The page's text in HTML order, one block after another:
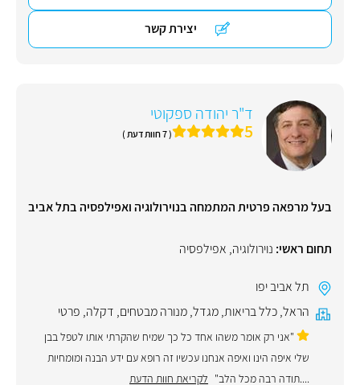
יצירת קשר
ד"ר יהודה ספקוטי
5 ( 7 חוות דעת )
בעל מרפאה פרטית המתמחה בנוירולוגיה ואפילפסיה בתל אביב
תחום ראשי: נוירולוגיה, אפילפסיה
תל אביב יפו
הראל,כלל בריאות,מגדל,מנורה מבטחים, דקלה, פרטי
"אני רק אומר משהו אחד כל כך שמיח שהקרתי אותו לטפל בבן
שלי איפה הינו ואיפה אנחנו עכשיו זה רופא עם ידע הבנה ומומחיות
....תודה רבה מכל הלב" לקריאת חוות הדעת